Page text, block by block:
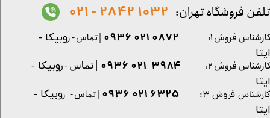
کارشناس فروش ۳: ۶۳۲۵ ۰۲۱ ۰۹۳۶ | تماس - روبیکا -
ایتا
تلفن فروشگاه تهران: 1032 2842 - 021
کارشناس فروش ۱: 0872 021 0936 | تماس - روبیکا -
ایتا
کارشناس فروش ۲:
۳۹۸۴ ۰۲۱ ۰۹۳۶ | تماس - روبیکا -
ایتا